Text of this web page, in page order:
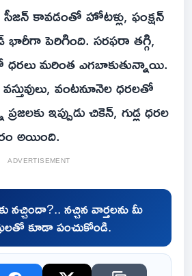
సీజన్‌ కావడంతో హోటళ్లు, ఫంక్షన్‌
భారీగా పెరిగింది. సరఫరా తగ్గి,
మరింత ఎగబాకుతున్నాయి.
వంటనూనెల ధరలతో
ప్రజలకు ఇప్పుడు చికెన్‌, గుడ్ల ధరల
అయింది.
ADVERTISEMENT
నచ్చిందా?.. నచ్చిన వార్తలను మీ
కూడా పంచుకోండి.